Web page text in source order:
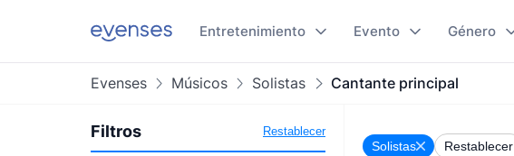
Entretenimiento Evento Género
Evenses Músicos Solistas Cantante principal
Filtros Restablecer
Solistas Restablecer